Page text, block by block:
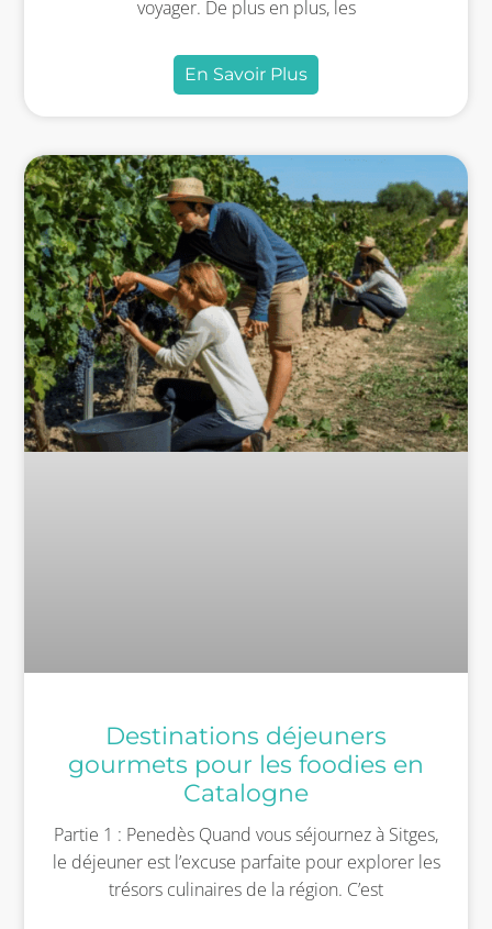
voyager. De plus en plus, les
En Savoir Plus
Destinations déjeuners
gourmets pour les foodies en
Catalogne
Partie 1 : Penedès Quand vous séjournez à Sitges,
le déjeuner est l’excuse parfaite pour explorer les
trésors culinaires de la région. C’est